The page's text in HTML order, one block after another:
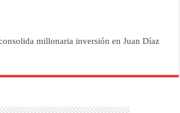
millonaria inversión en Juan Díaz